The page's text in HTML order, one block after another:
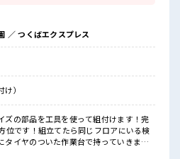
各作業台に呼び出しボタンがあるの
せば丁寧に教えてくれるので安心で
さんも多数いらっしゃいます！
♪
さんともに活躍中】
ラー&ピアスOK！
・無料駐車場あり！
／ つくばエクスプレス
）
ズの部品を工具を使って組付けます！完
位です！組立てたら同じフロアにいる検
タイヤのついた作業台で持っていきま
す！ ■お仕事PR 【残業や休